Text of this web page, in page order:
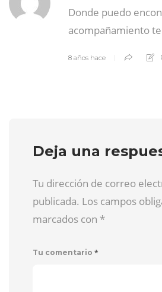
Donde puedo
acompañamiento
8 años hace
Deja una
Tu dirección de correo
publicada. Los campos
marcados con *
Tu comentario *